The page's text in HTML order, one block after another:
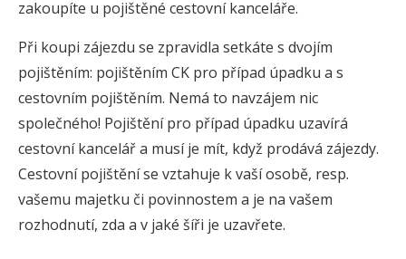
zakoupíte u pojištěné cestovní kanceláře.
Při koupi zájezdu se zpravidla setkáte s dvojím
pojištěním: pojištěním CK pro případ úpadku a s
cestovním pojištěním. Nemá to navzájem nic
společného! Pojištění pro případ úpadku uzavírá
cestovní kancelář a musí je mít, když prodává zájezdy.
Cestovní pojištění se vztahuje k vaší osobě, resp.
vašemu majetku či povinnostem a je na vašem
rozhodnutí, zda a v jaké šíři je uzavřete.